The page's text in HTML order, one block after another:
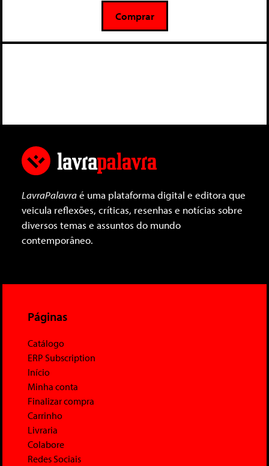
5
Comprar
LavraPalavraé uma plataforma digital e editora que
veicula reflexões, críticas, resenhas e notícias sobre
diversos temas e assuntos do mundo
contemporâneo.
Páginas
Catálogo
ERP Subscription
Início
Minha conta
Finalizar compra
Carrinho
Livraria
Colabore
Redes Sociais